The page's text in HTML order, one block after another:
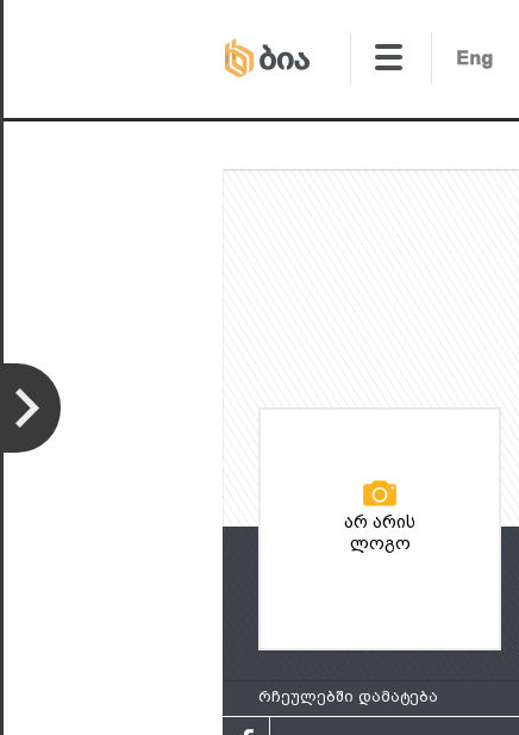
არ არის
ლოგო
რჩეულებში დამატება